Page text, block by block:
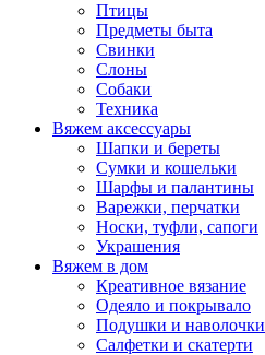
Птицы
Предметы быта
Свинки
Слоны
Собаки
Техника
Вяжем аксессуары
Шапки и береты
Сумки и кошельки
Шарфы и палантины
Варежки, перчатки
Носки, туфли, сапоги
Украшения
Вяжем в дом
Креативное вязание
Одеяло и покрывало
Подушки и наволочки
Салфетки и скатерти